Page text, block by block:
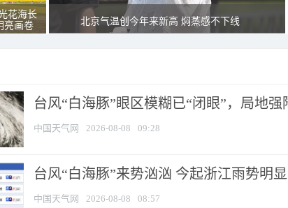
花海长
亮画卷
北京气温创今年来新高 焖蒸感不下线
台风“白海豚”眼区模糊已“闭眼”，局地强
中国天气网 2026-08-08 09:28
台风“白海豚”来势汹汹 今起浙江雨势明
中国天气网 2026-08-08 08:57